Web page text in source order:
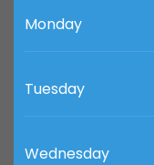
Monday
Tuesday
Wednesday